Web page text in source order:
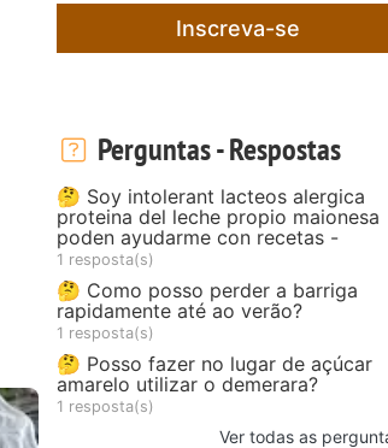
Inscreva-se
Perguntas - Respostas
🤔 Soy intolerant lacteos alergica
proteina del leche propio maionesa
poden ayudarme con recetas -
1 resposta(s)
🤔 Como posso perder a barriga
rapidamente até ao verão?
1 resposta(s)
🤔 Posso fazer no lugar de açúcar
amarelo utilizar o demerara?
1 resposta(s)
Ver todas as